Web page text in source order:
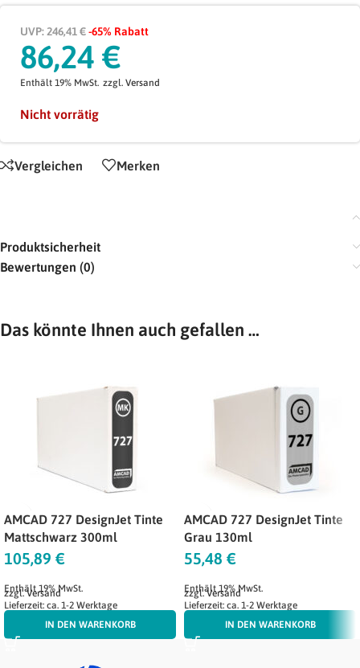
UVP: 246,41 €-65% Rabatt
86,24 €
Enthält 19% MwSt. zzgl. Versand
Nicht vorrätig
Vergleichen Merken
Produktsicherheit
Bewertungen (0)
Das könnte Ihnen auch gefallen …
AMCAD 727 DesignJet Tinte
Mattschwarz 300ml
105,89 €
Enthält 19% MwSt.
zzgl.Versand
Lieferzeit: ca. 1-2 Werktage
IN DEN WARENKORB
AMCAD 727 DesignJet Tinte
Grau 130ml
55,48 €
Enthält 19% MwSt.
zzgl.Versand
Lieferzeit: ca. 1-2 Werktage
IN DEN WARENKORB